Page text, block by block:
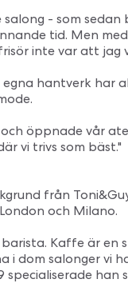
- som sedan
tid. Men
inte var att jag
hantverk har
öppnade vår
vi trivs som bäst."
från
och Milano.
Kaffe är en
dom salonger vi
han